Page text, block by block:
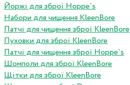
Йоржі для зброї Hoppe`s
Набори для чищення KleenBore
Патчі для чищення зброї KleenBore
Пуховки для зброї KleenBore
Патчі для чищення зброї Hoppe`s
Шомполи для зброї KleenBore
Щітки для зброї KleenBore